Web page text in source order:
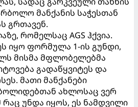
მანქანის საჭესთან
გრთავენ.
რომელსაც AGS ჰქვია.
იყო ფორმულა 1-ის გუნდი,
მისმა მფლობელებმა
გადაწყვიტეს და
მათი მანქანები
ახლოსაც ვერ
რაც უნდა იყოს, ეს ნამდვილი